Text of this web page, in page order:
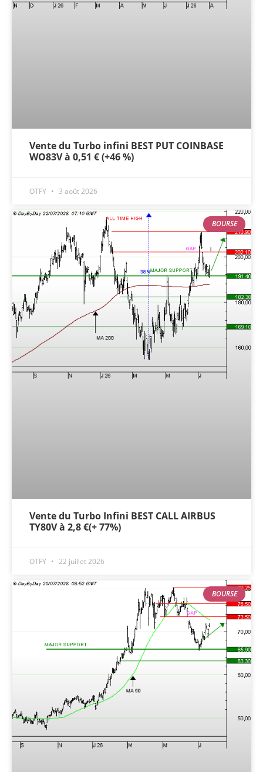
Vente du Turbo infini BEST PUT COINBASE
WO83V à 0,51 € (+46 %)
OTFY 3 août 2026
BOURSE
Vente du Turbo Infini BEST CALL AIRBUS
TY80V à 2,8 €(+ 77%)
OTFY 22 juillet 2026
BOURSE